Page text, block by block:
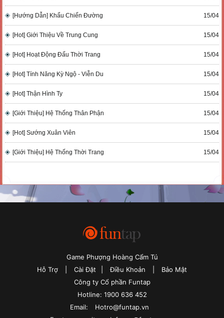
[Hướng Dẫn] Khẩu Chiến Đường 15/04
[Hot] Giới Thiệu Về Trung Cung 15/04
[Hot] Hoạt Động Đấu Thời Trang 15/04
[Hot] Tính Năng Kỳ Ngộ - Viễn Du 15/04
[Hot] Thận Hình Ty 15/04
[Giới Thiệu] Hệ Thống Thân Phận 15/04
[Hot] Sướng Xuân Viên 15/04
[Giới Thiệu] Hệ Thống Thời Trang 15/04
Game Phượng Hoàng Cẩm Tú
Hỗ Trợ
Cài Đặt Điều Khoản
Bảo Mật
Công ty Cổ phần Funtap
Hotline: 1900 636 452
Email:
Hotro@funtap.vn